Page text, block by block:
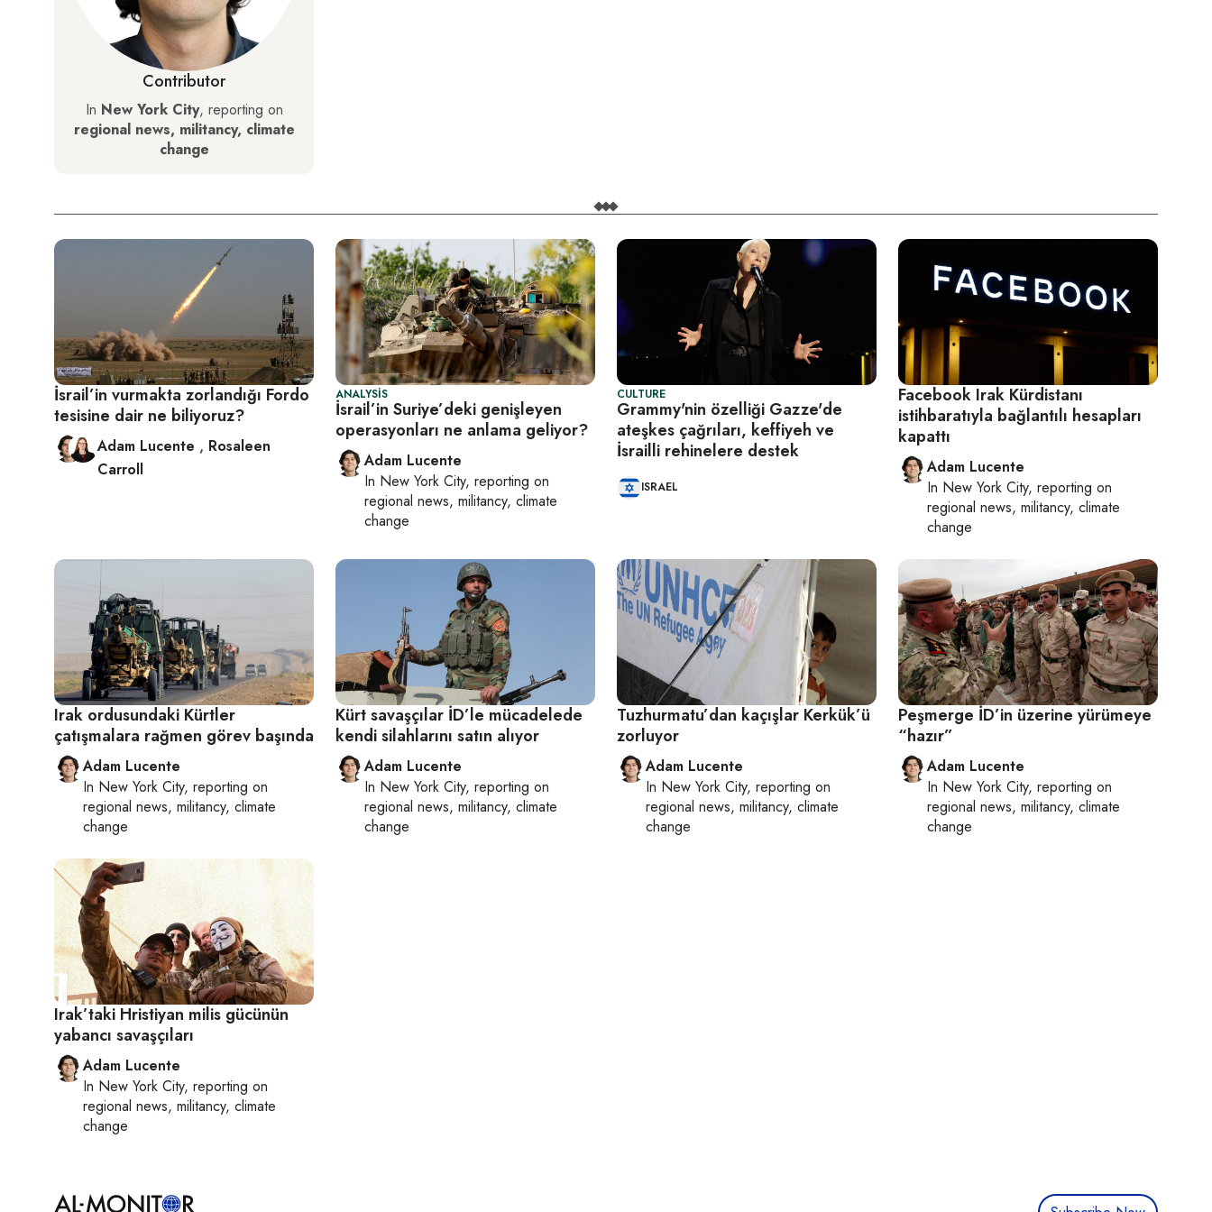
Contributor
In New York City, reporting on
regional news, militancy, climate
change
İsrail’in vurmakta zorlandığı Fordo
tesisine dair ne biliyoruz?
Adam Lucente , Rosaleen
Carroll
ANALYSIS
İsrail’in Suriye’deki genişleyen
operasyonları ne anlama geliyor?
Adam Lucente
In New York City, reporting on
regional news, militancy, climate
change
CULTURE
Grammy'nin özelliği Gazze'de
ateşkes çağrıları, keffiyeh ve
İsrailli rehinelere destek
ISRAEL
Facebook Irak Kürdistanı
istihbaratıyla bağlantılı hesapları
kapattı
Adam Lucente
In New York City, reporting on
regional news, militancy, climate
change
Irak ordusundaki Kürtler
çatışmalara rağmen görev başında
Adam Lucente
In New York City, reporting on
regional news, militancy, climate
change
Kürt savaşçılar İD’le mücadelede
kendi silahlarını satın alıyor
Adam Lucente
In New York City, reporting on
regional news, militancy, climate
change
Tuzhurmatu’dan kaçışlar Kerkük’ü
zorluyor
Adam Lucente
In New York City, reporting on
regional news, militancy, climate
change
Peşmerge İD’in üzerine yürümeye
“hazır”
Adam Lucente
In New York City, reporting on
regional news, militancy, climate
change
Irak’taki Hristiyan milis gücünün
yabancı savaşçıları
Adam Lucente
In New York City, reporting on
regional news, militancy, climate
change